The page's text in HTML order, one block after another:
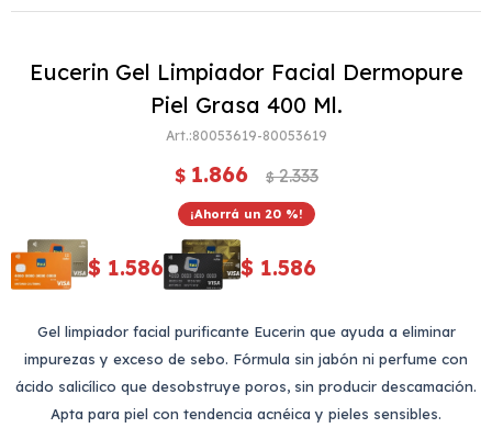
Eucerin Gel Limpiador Facial Dermopure
Piel Grasa 400 Ml.
80053619-80053619
$ 1.866 $ 2.333
20
$ 1.586 $ 1.586
Gel limpiador facial purificante Eucerin que ayuda a eliminar
impurezas y exceso de sebo. Fórmula sin jabón ni perfume con
ácido salicílico que desobstruye poros, sin producir descamación.
Apta para piel con tendencia acnéica y pieles sensibles.